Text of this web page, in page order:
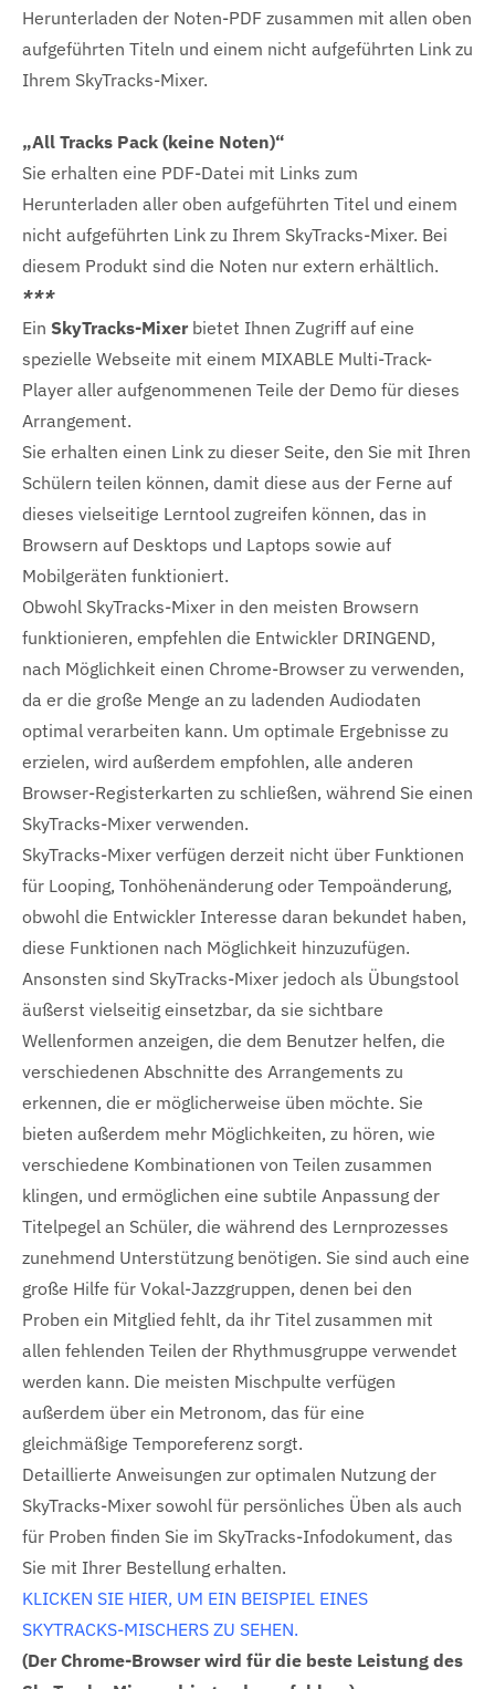
Herunterladen der Noten-PDF zusammen mit allen oben
aufgeführten Titeln und einem nicht aufgeführten Link zu
Ihrem SkyTracks-Mixer.
„All Tracks Pack (keine Noten)“
Sie erhalten eine PDF-Datei mit Links zum
Herunterladen aller oben aufgeführten Titel und einem
nicht aufgeführten Link zu Ihrem SkyTracks-Mixer. Bei
diesem Produkt sind die Noten nur extern erhältlich.
***
Ein SkyTracks-Mixer bietet Ihnen Zugriff auf eine
spezielle Webseite mit einem MIXABLE Multi-Track-
Player aller aufgenommenen Teile der Demo für dieses
Arrangement.
Sie erhalten einen Link zu dieser Seite, den Sie mit Ihren
Schülern teilen können, damit diese aus der Ferne auf
dieses vielseitige Lerntool zugreifen können, das in
Browsern auf Desktops und Laptops sowie auf
Mobilgeräten funktioniert.
Obwohl SkyTracks-Mixer in den meisten Browsern
funktionieren, empfehlen die Entwickler DRINGEND,
nach Möglichkeit einen Chrome-Browser zu verwenden,
da er die große Menge an zu ladenden Audiodaten
optimal verarbeiten kann. Um optimale Ergebnisse zu
erzielen, wird außerdem empfohlen, alle anderen
Browser-Registerkarten zu schließen, während Sie einen
SkyTracks-Mixer verwenden.
SkyTracks-Mixer verfügen derzeit nicht über Funktionen
für Looping, Tonhöhenänderung oder Tempoänderung,
obwohl die Entwickler Interesse daran bekundet haben,
diese Funktionen nach Möglichkeit hinzuzufügen.
Ansonsten sind SkyTracks-Mixer jedoch als Übungstool
äußerst vielseitig einsetzbar, da sie sichtbare
Wellenformen anzeigen, die dem Benutzer helfen, die
verschiedenen Abschnitte des Arrangements zu
erkennen, die er möglicherweise üben möchte. Sie
bieten außerdem mehr Möglichkeiten, zu hören, wie
verschiedene Kombinationen von Teilen zusammen
klingen, und ermöglichen eine subtile Anpassung der
Titelpegel an Schüler, die während des Lernprozesses
zunehmend Unterstützung benötigen. Sie sind auch eine
große Hilfe für Vokal-Jazzgruppen, denen bei den
Proben ein Mitglied fehlt, da ihr Titel zusammen mit
allen fehlenden Teilen der Rhythmusgruppe verwendet
werden kann. Die meisten Mischpulte verfügen
außerdem über ein Metronom, das für eine
gleichmäßige Temporeferenz sorgt.
Detaillierte Anweisungen zur optimalen Nutzung der
SkyTracks-Mixer sowohl für persönliches Üben als auch
für Proben finden Sie im SkyTracks-Infodokument, das
Sie mit Ihrer Bestellung erhalten.
KLICKEN SIE HIER, UM EIN BEISPIEL EINES
SKYTRACKS-MISCHERS ZU SEHEN.
(Der Chrome-Browser wird für die beste Leistung des